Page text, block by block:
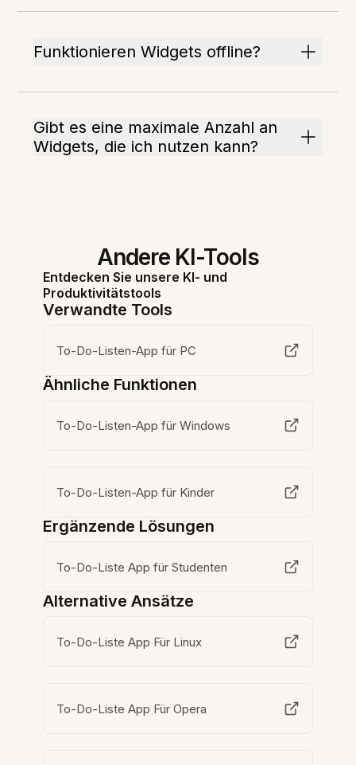
Funktionieren Widgets offline?
Gibt es eine maximale Anzahl an
Widgets, die ich nutzen kann?
Andere KI-Tools
Entdecken Sie unsere KI- und
Produktivitätstools
Verwandte Tools
To-Do-Listen-App für PC
Ähnliche Funktionen
To-Do-Listen-App für Windows
To-Do-Listen-App für Kinder
Ergänzende Lösungen
To-Do-Liste App für Studenten
Alternative Ansätze
To-Do-Liste App Für Linux
To-Do-Liste App Für Opera